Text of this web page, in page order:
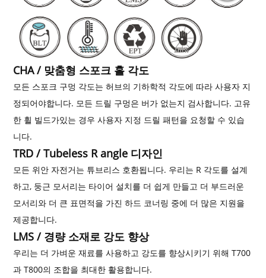
CHA / 맞춤형 스포크 홀 각도
모든 스포크 구멍 각도는 허브의 기하학적 각도에 따라 사용자 지
정되어야합니다. 모든 드릴 구멍은 ​​버가 없는지 검사합니다. 고유
한 휠 빌드가있는 경우 사용자 지정 드릴 패턴을 요청할 수 있습
니다.
TRD / Tubeless R angle 디자인
모든 위안 자전거는 튜브리스 호환됩니다. 우리는 R 각도를 설계
하고, 둥근 모서리는 타이어 설치를 더 쉽게 만들고 더 부드러운
모서리와 더 큰 표면적을 가진 하드 코너링 중에 더 많은 지원을
제공합니다.
LMS / 경량 소재로 강도 향상
우리는 더 가벼운 재료를 사용하고 강도를 향상시키기 위해 T700
과 T800의 조합을 최대한 활용합니다.